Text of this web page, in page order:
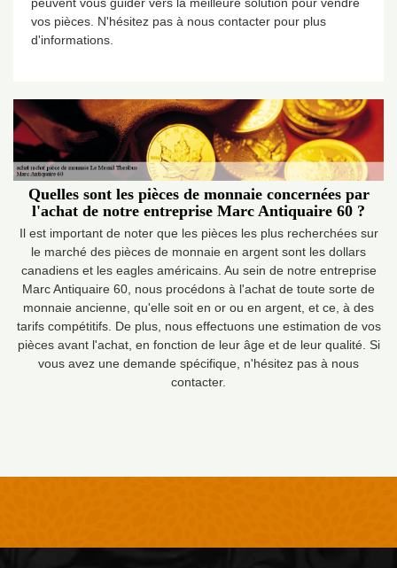
vos pièces. N'hésitez pas à nous contacter pour plus
d'informations.
Quelles sont les pièces de monnaie concernées par
l'achat de notre entreprise Marc Antiquaire 60 ?
Il est important de noter que les pièces les plus recherchées sur
le marché des pièces de monnaie en argent sont les dollars
canadiens et les eagles américains. Au sein de notre entreprise
Marc Antiquaire 60, nous procédons à l'achat de toute sorte de
monnaie ancienne, qu'elle soit en or ou en argent, et ce, à des
tarifs compétitifs. De plus, nous effectuons une estimation de vos
pièces avant l'achat, en fonction de leur âge et de leur qualité. Si
vous avez une demande spécifique, n'hésitez pas à nous
contacter.